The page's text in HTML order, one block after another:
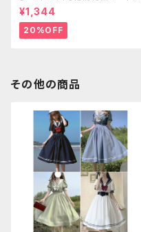
ッグ
¥1,344
20%OFF
その他の商品